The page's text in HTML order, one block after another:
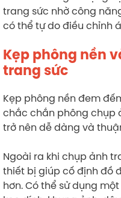
trang sức nhờ công
có thể tự do điều chỉnh
Kẹp phông nền
trang sức
Kẹp phông nền đem
chắc chắn phông chụp
trở nên dễ dàng và
Ngoài ra khi chụp ảnh
thiết bị giúp cố định đồ
hơn. Có thể sử dụng